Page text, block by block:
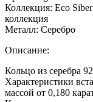
Коллекция: Eco
коллекция
Металл: Серебро
Описание:
Кольцо из серебра
Характеристики
массой от 0,180